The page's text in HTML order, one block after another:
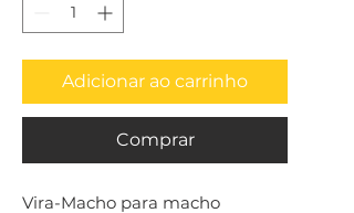
Adicionar ao carrinho
Comprar
Vira-Macho para macho